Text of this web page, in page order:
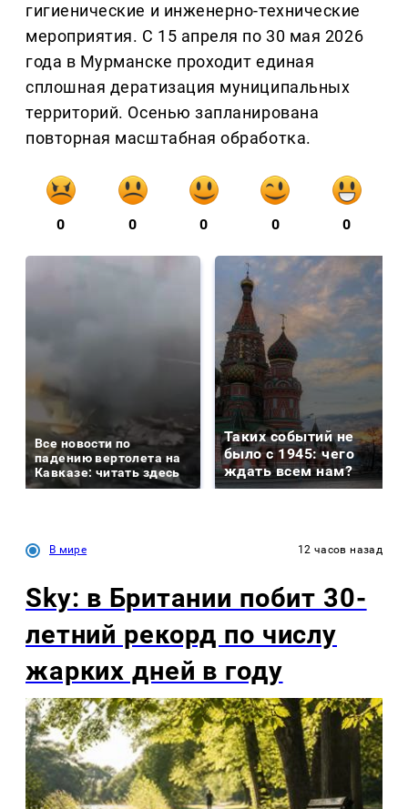
гигиенические и инженерно-технические
мероприятия. С 15 апреля по 30 мая 2026
года в Мурманске проходит единая
сплошная дератизация муниципальных
территорий. Осенью запланирована
повторная масштабная обработка.
0 0 0 0 0
Все новости по
падению вертолета на
Кавказе: читать здесь
Таких событий не
было с 1945: чего
ждать всем нам?
В мире 12 часов назад
Sky: в Британии побит 30-
летний рекорд по числу
жарких дней в году